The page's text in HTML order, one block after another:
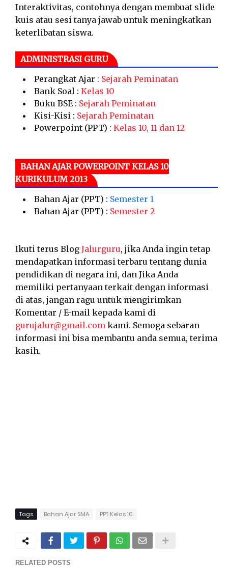
Interaktivitas, contohnya dengan membuat slide
kuis atau sesi tanya jawab untuk meningkatkan
keterlibatan siswa.
ADMINISTRASI GURU
Perangkat Ajar : Sejarah Peminatan
Bank Soal : Kelas 10
Buku BSE : Sejarah Peminatan
Kisi-Kisi : Sejarah Peminatan
Powerpoint (PPT) : Kelas 10, 11 dan 12
BAHAN AJAR POWERPOINT KELAS 10
KURIKULUM 2013
Bahan Ajar (PPT) : Semester 1
Bahan Ajar (PPT) : Semester 2
Ikuti terus Blog Jalurguru, jika Anda ingin tetap
mendapatkan informasi terbaru tentang dunia
pendidikan di negara ini, dan Jika Anda
memiliki pertanyaan terkait dengan informasi
di atas, jangan ragu untuk mengirimkan
Komentar / E-mail kepada kami di
gurujalur@gmail.com kami. Semoga sebaran
informasi ini bisa membantu anda semua, terima
kasih.
Tags Bahan Ajar SMA PPT Kelas 10
RELATED POSTS